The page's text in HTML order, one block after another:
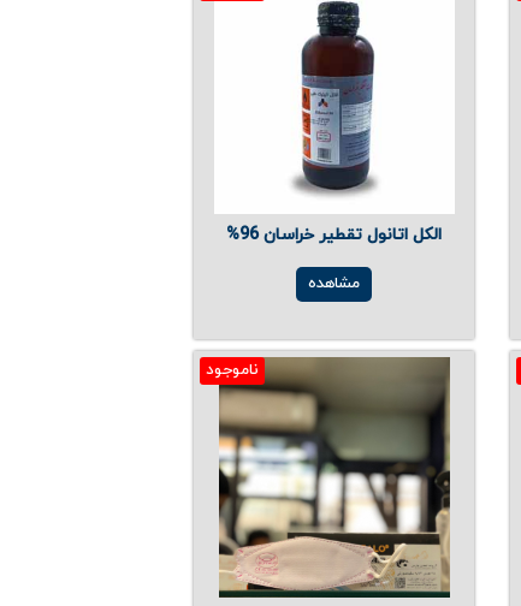
الکل اتانول تقطیر خراسان 96%
مشاهده
ناموجود